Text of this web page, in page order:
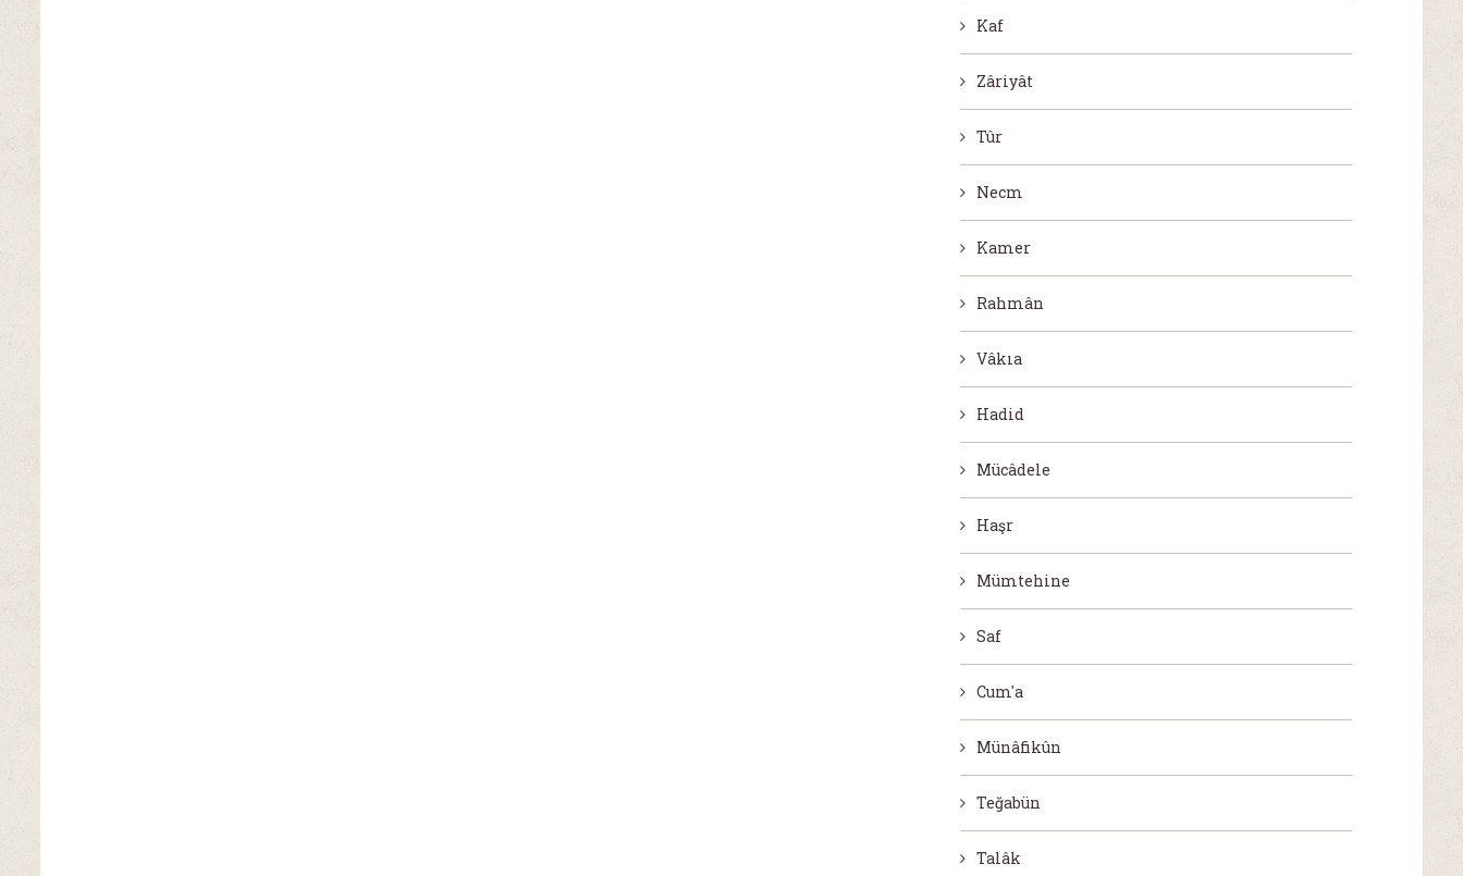
Kaf
Zâriyât
Tûr
Necm
Kamer
Rahmân
Vâkıa
Hadid
Mücâdele
Haşr
Mümtehine
Saf
Cum'a
Münâfikûn
Teğabün
Talâk